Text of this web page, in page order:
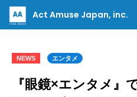
Act Amuse Japan, inc.
NEWS エンタメ
『眼鏡×エンタメ』